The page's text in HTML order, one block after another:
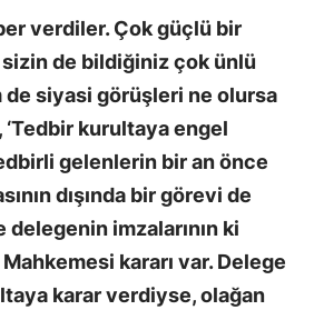
verdiler. Çok güçlü bir
de bildiğiniz çok ünlü
de siyasi görüşleri ne olursa
kurultaya engel
gelenlerin bir an önce
dışında bir görevi de
imzalarının ki
kararı var. Delege
karar verdiyse, olağan